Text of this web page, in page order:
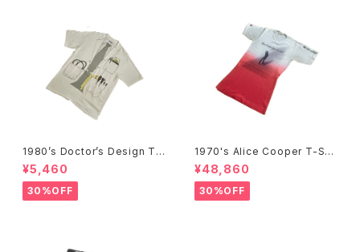
1980’s Doctor’s Design Tr
ompe-l'œil T-Shirts -1980
年代 騙し絵Tシャツ-
¥5,460
30%OFF
1970's Alice Cooper T-Shi
rts -1970年代 アリス・クーパ
ーTシャツ-
¥48,860
30%OFF